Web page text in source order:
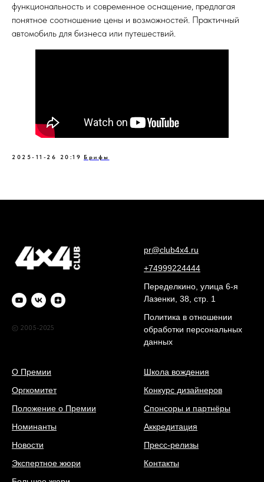
функциональность и современное оснащение, предлагая
понятное соотношение цены и возможностей. Практичный
автомобиль для бизнеса или путешествий.
2025-11-26 20:19 Брифы
© 2005-2025
pr@club4x4.ru
+74999224444
Переделкино, улица 6-я
Лазенки, 38, стр. 1
Политика в отношении
обработки персональных
данных
О Премии
Оргкомитет
Положение о Премии
Номинанты
Новости
Экспертное жюри
Школа вождения
Конкурс дизайнеров
Спонсоры и партнёры
Аккредитация
Пресс-релизы
Контакты